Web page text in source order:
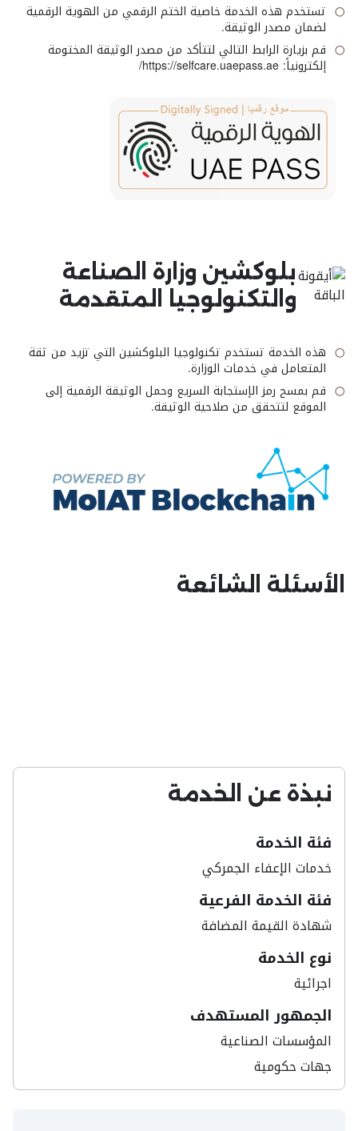
تستخدم هذه الخدمة خاصية الختم الرقمي من الهوية الرقمية
لضمان مصدر الوثيقة.
قم بزيارة الرابط التالي لتتأكد من مصدر الوثيقة المختومة
إلكترونياً: https://selfcare.uaepass.ae/
بلوكشين وزارة الصناعة
والتكنولوجيا المتقدمة
هذه الخدمة تستخدم تكنولوجيا البلوكشين التي تزيد من ثقة
المتعامل في خدمات الوزارة.
قم بمسح رمز الإستجابة السريع وحمل الوثيقة الرقمية إلى
الموقع لتتحقق من صلاحية الوثيقة.
الأسئلة الشائعة
س) هل تعتبر رخصة الإنتاج الصناعي متطلب
إلزامي أو أساسي؟
نبذة عن الخدمة
فئة الخدمة
خدمات​ الإعفاء الجمركي
فئة الخدمة الفرعية
شهادة القيمة المضافة
نوع الخدمة
اجرائية
الجمهور المستهدف
المؤسسات الصناعية
جهات حكومية